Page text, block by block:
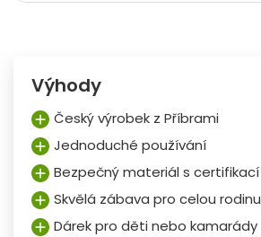
Výhody
Český výrobek z Příbrami
Jednoduché používání
Bezpečný materiál s certifikací
Skvělá zábava pro celou rodinu
Dárek pro děti nebo kamarády